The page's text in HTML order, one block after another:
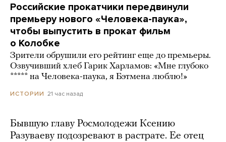
Российские прокатчики передвинули
премьеру нового «Человека-паука»,
чтобы выпустить в прокат фильм
о Колобке
Зрители обрушили его рейтинг еще до премьеры.
Озвучивший хлеб Гарик Харламов: «Мне глубоко
***** на Человека-паука, я Бэтмена люблю!»
ИСТОРИИ 21 час назад
Бывшую главу Росмолодежи Ксению
Разуваеву подозревают в растрате. Ее отец